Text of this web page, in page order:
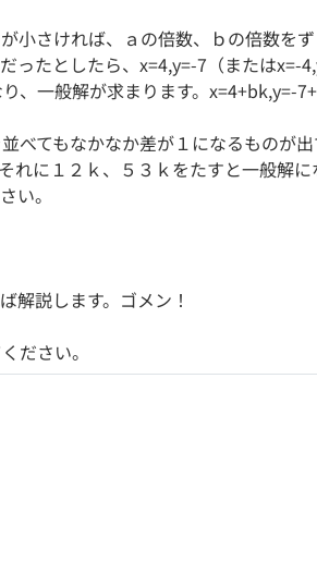
さければ、ａの倍数、ｂの倍数を
ったとしたら、x=4,y=-7（またはx=-
、一般解が求まります。x=4+bk,y=-
べてもなかなか差が１になるものが
に１２ｋ、５３ｋをたすと一般解
い。
解説します。ゴメン！
ださい。